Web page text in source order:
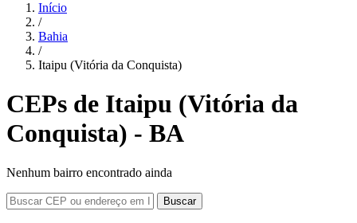
Início
/
Bahia
/
Itaipu (Vitória da Conquista)
CEPs de Itaipu (Vitória da
Conquista) - BA
Nenhum bairro encontrado ainda
Buscar